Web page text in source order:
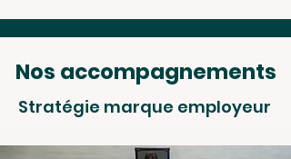
Nos accompagnements
Stratégie marque employeur